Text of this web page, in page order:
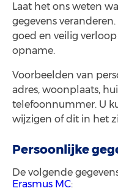
Laat het ons weten
gegevens
goed en veilig
opname.
Voorbeelden van
adres, woonplaats,
telefoonnummer. U
wijzigen of dit in het
Persoonlijke
De volgende
Erasmus MC: